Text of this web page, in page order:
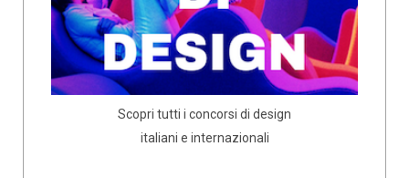
Scopri tutti i concorsi di design
italiani e internazionali